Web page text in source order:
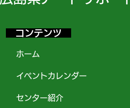
コンテンツ
ホーム
イベントカレンダー
センター紹介